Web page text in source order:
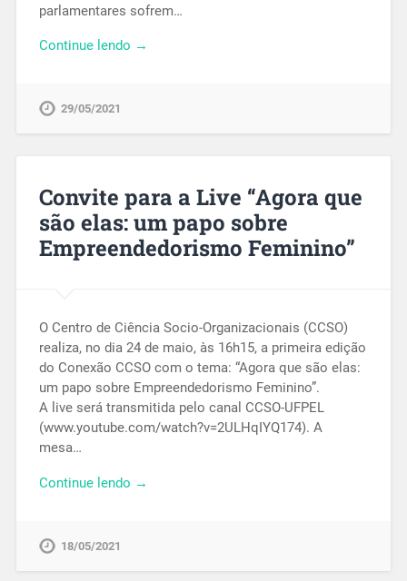
parlamentares sofrem…
Continue lendo →
29/05/2021
Convite para a Live “Agora que
são elas: um papo sobre
Empreendedorismo Feminino”
O Centro de Ciência Socio-Organizacionais (CCSO)
realiza, no dia 24 de maio, às 16h15, a primeira edição
do Conexão CCSO com o tema: “Agora que são elas:
um papo sobre Empreendedorismo Feminino”.
A live será transmitida pelo canal CCSO-UFPEL
(www.youtube.com/watch?v=2ULHqIYQ174). A
mesa…
Continue lendo →
18/05/2021